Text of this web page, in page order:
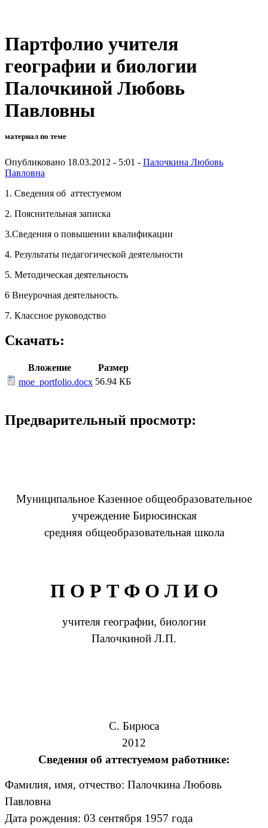
Партфолио учителя
географии и биологии
Палочкиной Любовь
Павловны
материал по теме
Опубликовано 18.03.2012 - 5:01 - Палочкина Любовь
Павловна
1. Сведения об аттестуемом
2. Пояснительная записка
3.Сведения о повышении квалификации
4. Результаты педагогической деятельности
5. Методическая деятельность
6 Внеурочная деятельность.
7. Классное руководство
Скачать:
Вложение
Размер
moe_portfolio.docx 56.94 КБ
Предварительный просмотр:
Муниципальное Казенное общеобразовательное
учреждение Бирюсинская
средняя общеобразовательная школа
П О Р Т Ф О Л И О
учителя географии, биологии
Палочкиной Л.П.
С. Бирюса
2012
Сведения об аттестуемом работнике:
Фамилия, имя, отчество: Палочкина Любовь
Павловна
Дата рождения: 03 сентября 1957 года